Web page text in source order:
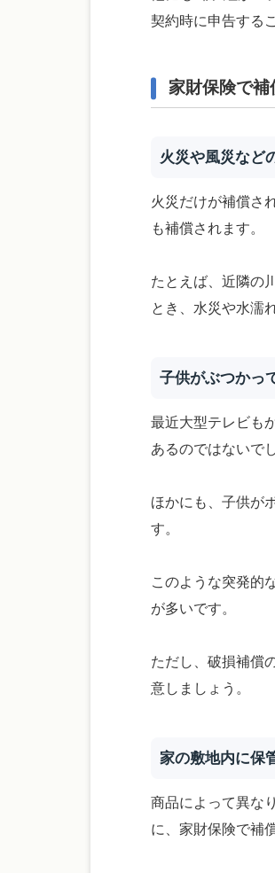
契約時に申告する
家財保険で補
火災や風災など
火災だけが補償さ
も補償されます。
たとえば、近隣の
とき、水災や水濡
子供がぶつかっ
最近大型テレビも
あるのではないで
ほかにも、子供が
す。
このような突発的
が多いです。
ただし、破損補償
意しましょう。
家の敷地内に保
商品によって異な
に、家財保険で補